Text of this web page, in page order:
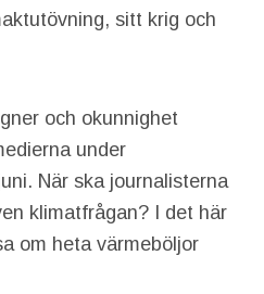
sitt krig och
och okunnighet
under
När ska journalisterna
klimatfrågan? I det här
om heta värmeböljor